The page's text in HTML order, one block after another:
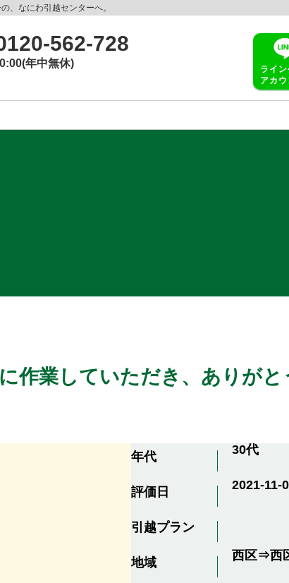
、なにわ引越センターへ。
562-728
年中無休)
ライ
アカ
作業していただき、ありがと
年代 30代
評価日 2021-11-
引越プラン
地域 西区⇒西